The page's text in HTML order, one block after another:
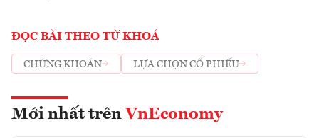
ĐỌC BÀI THEO TỪ KHOÁ
CHỨNG KHOÁN LỰA CHỌN CỔ PHIẾU
Mới nhất trên VnEconomy